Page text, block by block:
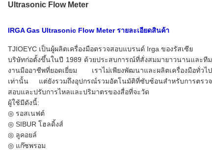
Ultrasonic Flow Meter
IRGA Gas Ultrasonic Flow Meter รายละเอียดสินค้า
TJIOEYC เป็นผู้ผลิตเครื่องมือตรวจสอบแบรนด์ Irga ของรัสเซีย
บริษัทก่อตั้งขึ้นในปี 1989 ด้วยประสบการณ์ที่สั่งสมมายาวนานและทีม
งานมืออาชีพที่ยอดเยี่ยม เราไม่เพียงพัฒนาและผลิตเครื่องมือทั่วไป
เท่านั้น แต่ยังรวมถึงอุปกรณ์รวมอัตโนมัติที่ซับซ้อนสำหรับการตรวจ
สอบและปรับการไหลและปริมาตรของสื่อที่จะวัด
ผู้ใช้มีดังนี้:
◎ รอสเนฟต์
◎ SIBUR โฮลดิ้งส์
◎ ลูคอยล์
◎ แก๊ซพรอม